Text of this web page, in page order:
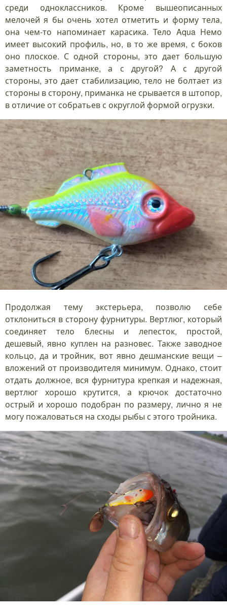
среди одноклассников. Кроме вышеописанных
мелочей я бы очень хотел отметить и форму тела,
она чем-то напоминает карасика. Тело Aqua Немо
имеет высокий профиль, но, в то же время, с боков
оно плоское. С одной стороны, это дает большую
заметность приманке, а с другой? А с другой
стороны, это дает стабилизацию, тело не болтает из
стороны в сторону, приманка не срывается в штопор,
в отличие от собратьев с округлой формой огрузки.
Продолжая тему экстерьера, позволю себе
отклониться в сторону фурнитуры. Вертлюг, который
соединяет тело блесны и лепесток, простой,
дешевый, явно куплен на разновес. Также заводное
кольцо, да и тройник, вот явно дешманские вещи –
вложений от производителя минимум. Однако, стоит
отдать должное, вся фурнитура крепкая и надежная,
вертлюг хорошо крутится, а крючок достаточно
острый и хорошо подобран по размеру, лично я не
могу пожаловаться на сходы рыбы с этого тройника.